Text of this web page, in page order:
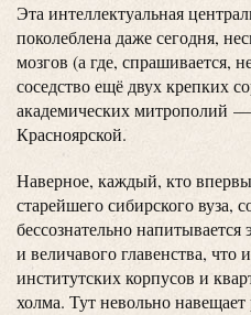
Эта интеллектуальная
поколеблена даже сегодня,
мозгов (а где, спрашивается,
соседство ещё двух крепких
академических митрополий
Красноярской.
Наверное, каждый, кто
старейшего сибирского вуза,
бессознательно
и величавого главенства, что
институтских корпусов и
холма. Тут невольно навещает